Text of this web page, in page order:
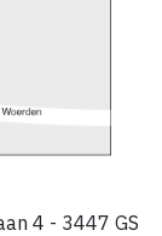
4 - 3447 GS